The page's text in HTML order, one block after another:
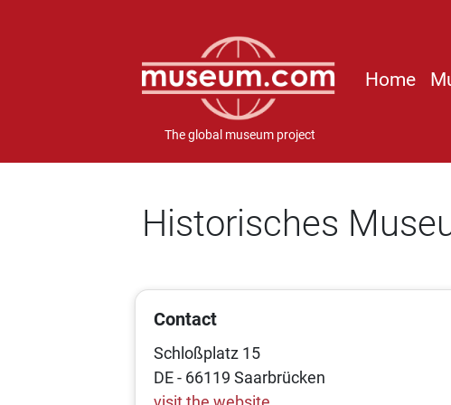
The global museum project
Home
Historisches
Contact
Schloßplatz 15
DE - 66119 Saarbrücken